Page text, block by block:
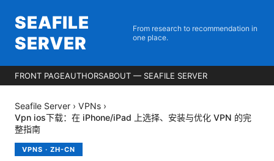
SEAFILE
SERVER
From research to recommendation in
one place.
FRONT PAGEAUTHORSABOUT — SEAFILE SERVER
Seafile Server › VPNs ›
Vpn ios下载：在 iPhone/iPad 上选择、安装与优化 VPN 的完
整指南
VPNS · ZH-CN